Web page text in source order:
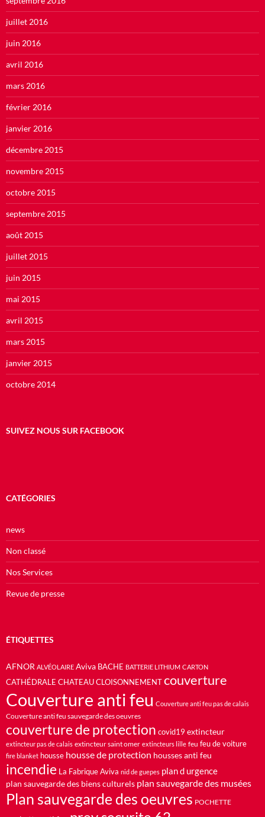
juillet 2016
juin 2016
avril 2016
mars 2016
février 2016
janvier 2016
décembre 2015
novembre 2015
octobre 2015
septembre 2015
août 2015
juillet 2015
juin 2015
mai 2015
avril 2015
mars 2015
janvier 2015
octobre 2014
SUIVEZ NOUS SUR FACEBOOK
CATÉGORIES
news
Non classé
Nos Services
Revue de presse
ÉTIQUETTES
AFNOR ALVÉOLAIRE Aviva BACHE BATTERIE LITHIUM CARTON
CATHÉDRALE CHATEAU CLOISONNEMENT couverture
Couverture anti feu Couverture anti feu pas de calais
Couverture anti feu sauvegarde des oeuvres
couverture de protection covid19 extincteur
extincteur pas de calais extincteur saint omer extincteurs lille feu feu de voiture
fire blanket housse housse de protection housses anti feu
incendie La Fabrique Aviva nid de guepes plan d urgence
plan sauvegarde des biens culturels plan sauvegarde des musées
Plan sauvegarde des oeuvres POCHETTE